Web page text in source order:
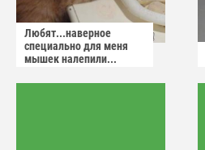
Любят...наверное
специально для меня
мышек налепили...